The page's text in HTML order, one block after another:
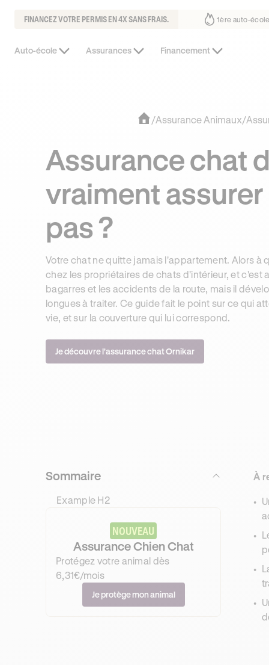
FINANCEZ VOTRE PERMIS EN 4X SANS FRAIS. 1ère auto-école de
Auto-école Assurances Financement
/Assurance Animaux/
Assurance chat
vraiment
pas ?
Votre chat ne quitte jamais l'appartement. Alors à
chez les propriétaires de chats d'intérieur, et c'est
bagarres et les accidents de la route, mais il
longues à traiter. Ce guide fait le point sur ce qui
vie, et sur la couverture qui lui correspond.
Je découvre l'assurance chat Ornikar
Sommaire
Example H2
NOUVEAU
Assurance Chien Chat
Protégez votre animal dès
6,31€/mois
Je protège mon animal
À